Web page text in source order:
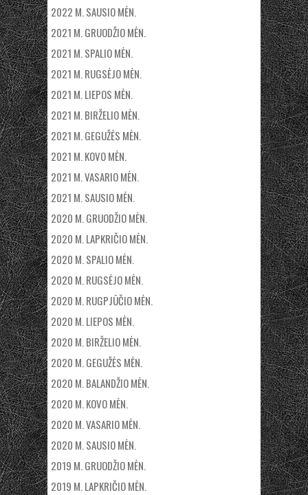
2022 M. SAUSIO MĖN.
2021 M. GRUODŽIO MĖN.
2021 M. SPALIO MĖN.
2021 M. RUGSĖJO MĖN.
2021 M. LIEPOS MĖN.
2021 M. BIRŽELIO MĖN.
2021 M. GEGUŽĖS MĖN.
2021 M. KOVO MĖN.
2021 M. VASARIO MĖN.
2021 M. SAUSIO MĖN.
2020 M. GRUODŽIO MĖN.
2020 M. LAPKRIČIO MĖN.
2020 M. SPALIO MĖN.
2020 M. RUGSĖJO MĖN.
2020 M. RUGPJŪČIO MĖN.
2020 M. LIEPOS MĖN.
2020 M. BIRŽELIO MĖN.
2020 M. GEGUŽĖS MĖN.
2020 M. BALANDŽIO MĖN.
2020 M. KOVO MĖN.
2020 M. VASARIO MĖN.
2020 M. SAUSIO MĖN.
2019 M. GRUODŽIO MĖN.
2019 M. LAPKRIČIO MĖN.